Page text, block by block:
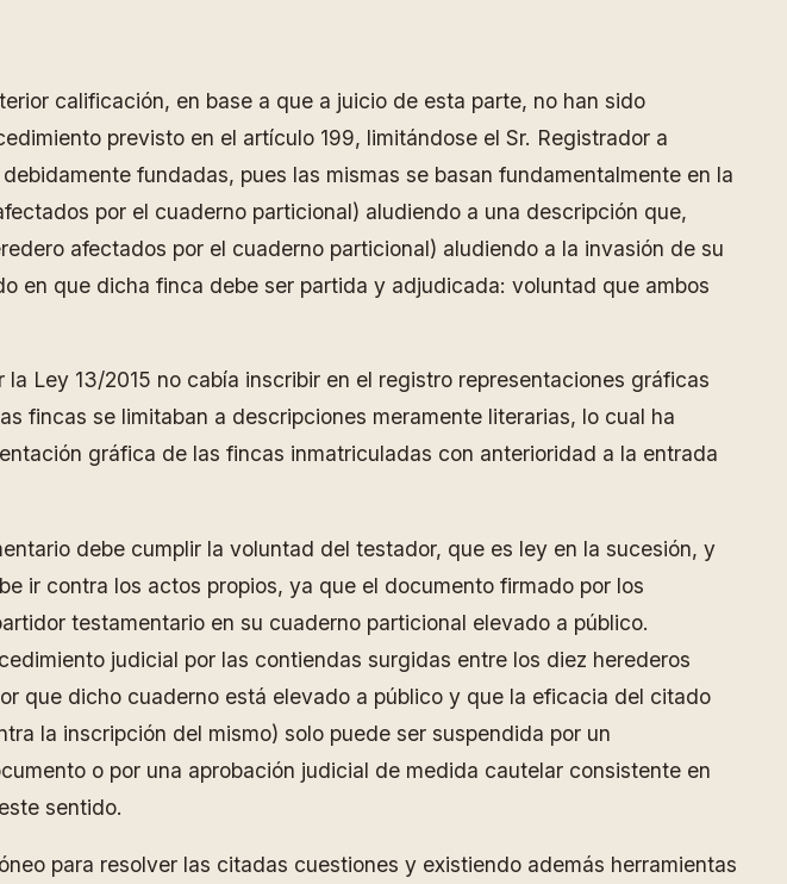
calificación, en base a que a juicio de esta parte, no han sido
previsto en el artículo 199, limitándose el Sr. Registrador a
fundadas, pues las mismas se basan fundamentalmente en la
por el cuaderno particional) aludiendo a una descripción que,
afectados por el cuaderno particional) aludiendo a la invasión de su
en que dicha finca debe ser partida y adjudicada: voluntad que ambos
Ley 13/2015 no cabía inscribir en el registro representaciones gráficas
fincas se limitaban a descripciones meramente literarias, lo cual ha
gráfica de las fincas inmatriculadas con anterioridad a la entrada
debe cumplir la voluntad del testador, que es ley en la sucesión, y
ir contra los actos propios, ya que el documento firmado por los
testamentario en su cuaderno particional elevado a público.
judicial por las contiendas surgidas entre los diez herederos
que dicho cuaderno está elevado a público y que la eficacia del citado
la inscripción del mismo) solo puede ser suspendida por un
o por una aprobación judicial de medida cautelar consistente en
sentido.
para resolver las citadas cuestiones y existiendo además herramientas